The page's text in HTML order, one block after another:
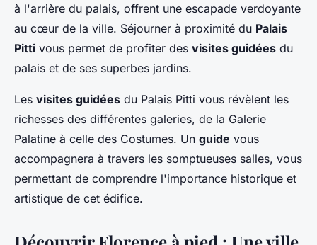
à l'arrière du palais, offrent une escapade verdoyante
au cœur de la ville. Séjourner à proximité du Palais
Pitti vous permet de profiter des visites guidées du
palais et de ses superbes jardins.
Les visites guidées du Palais Pitti vous révèlent les
richesses des différentes galeries, de la Galerie
Palatine à celle des Costumes. Un guide vous
accompagnera à travers les somptueuses salles, vous
permettant de comprendre l'importance historique et
artistique de cet édifice.